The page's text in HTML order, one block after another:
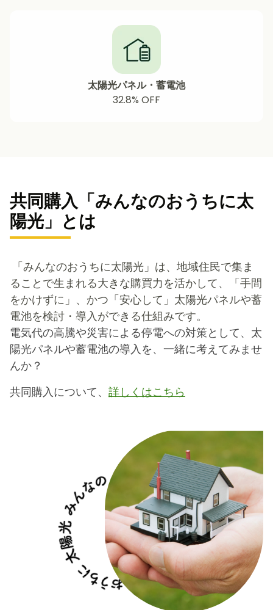
太陽光パネル・蓄電池
32.8% OFF
共同購入「みんなのおうちに太
陽光」とは
「みんなのおうちに太陽光」は、地域住民で集ま
ることで生まれる大きな購買力を活かして、「手間
をかけずに」、かつ「安心して」太陽光パネルや蓄
電池を検討・導入ができる仕組みです。
電気代の高騰や災害による停電への対策として、太
陽光パネルや蓄電池の導入を、一緒に考えてみませ
んか？
共同購入について、 詳しくはこちら